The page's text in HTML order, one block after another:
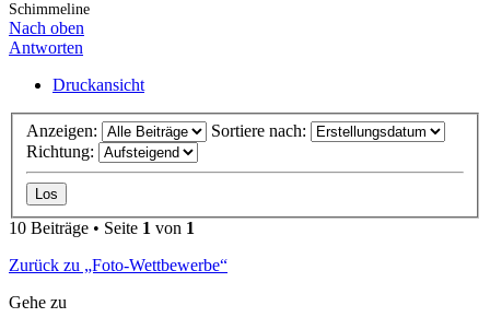
Schimmeline
Nach oben
Antworten
Druckansicht
Anzeigen:
Sortiere nach:
Richtung:
10 Beiträge • Seite 1 von 1
Zurück zu „Foto-Wettbewerbe“
Gehe zu